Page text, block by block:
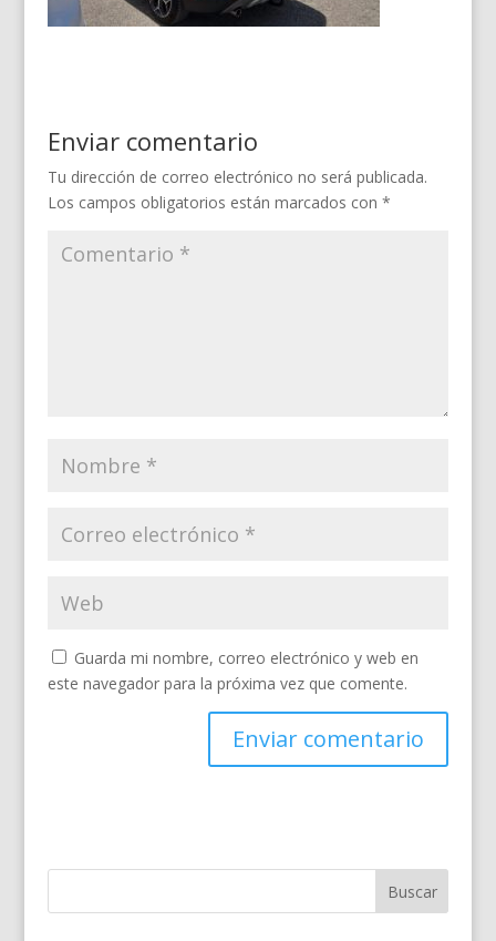
Enviar comentario
Tu dirección de correo electrónico no será publicada.
Los campos obligatorios están marcados con *
Guarda mi nombre, correo electrónico y web en
este navegador para la próxima vez que comente.